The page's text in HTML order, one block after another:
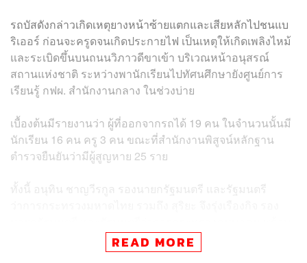
รถบัสดังกล่าวเกิดเหตุยางหน้าซ้ายแตกและเสียหลักไปชนแบ
ริเออร์ ก่อนจะครูดจนเกิดประกายไฟ เป็นเหตุให้เกิดเพลิงไหม้
และระเบิดขึ้นบนถนนวิภาวดีขาเข้า บริเวณหน้าอนุสรณ์
สถานแห่งชาติ ระหว่างพานักเรียนไปทัศนศึกษายังศูนย์การ
เรียนรู้ กฟผ. สำนักงานกลาง ในช่วงบ่าย
เบื้องต้นมีรายงานว่า ผู้ที่ออกจากรถได้ 19 คน ในจำนวนนั้นมี
นักเรียน 16 คน ครู 3 คน ขณะที่สำนักงานพิสูจน์หลักฐาน
ตำรวจยืนยันว่ามีผู้สูญหาย 25 ราย
ทั้งนี้ อนุทิน ชาญวีรกูล รองนายกรัฐมนตรี และรัฐมนตรี
ด้วย ซาบีดา ไทยเศรษฐ์ รัฐมนตรีช่วยว่าการกระทรวง
มหาดไทย เดินทางถึงที่เกิดเหตุแล้ว
READ MORE